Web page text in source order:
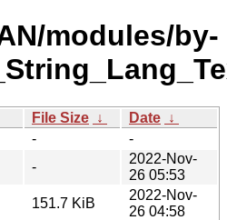
modules/by-
File Size ↓ Date ↓
-
-
-
2022-Nov-
26 05:53
151.7 KiB
2022-Nov-
26 04:58